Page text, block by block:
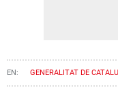
GENERALITAT DE